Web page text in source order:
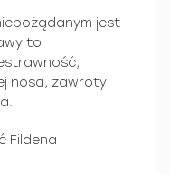
jest
to
nosa, zawroty
Fildena